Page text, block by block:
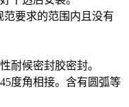
范要求的范围内且没有
耐候密封胶密封。
度角相接。含有圆弧等